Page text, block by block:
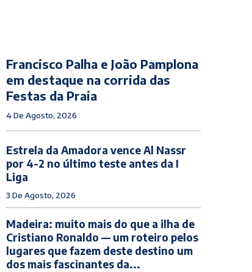
Francisco Palha e João Pamplona
em destaque na corrida das
Festas da Praia
4 De Agosto, 2026
Estrela da Amadora vence Al Nassr
por 4-2 no último teste antes da I
Liga
3 De Agosto, 2026
Madeira: muito mais do que a ilha de
Cristiano Ronaldo — um roteiro pelos
lugares que fazem deste destino um
dos mais fascinantes da...